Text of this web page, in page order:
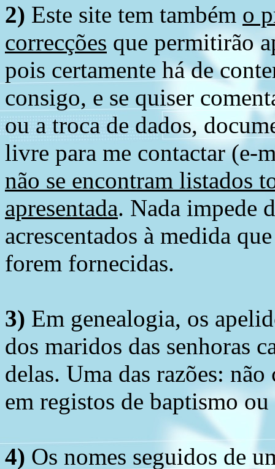
2) Este site tem também o
correcções que permitirão
pois certamente há de
consigo, e se quiser
ou a troca de dados,
livre para me contactar (e-
não se encontram listados
apresentada. Nada impede
acrescentados à medida
forem fornecidas.
3) Em genealogia, os
dos maridos das senhoras
delas. Uma das razões:
em registos de baptismo
4) Os nomes seguidos de